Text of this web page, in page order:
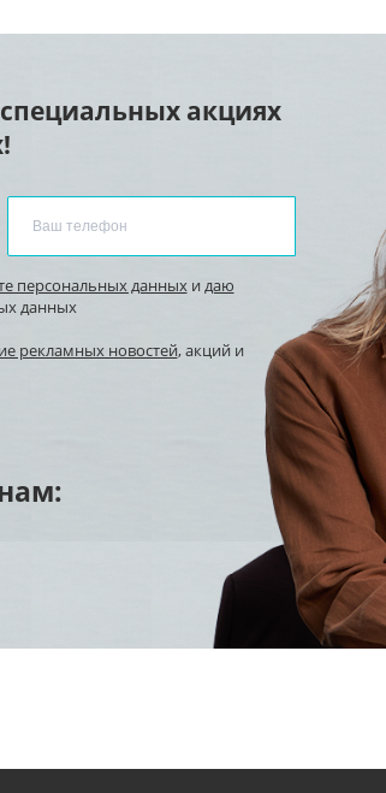
акциях
персональных данныхи даю
данных
рекламных новостей, акций и